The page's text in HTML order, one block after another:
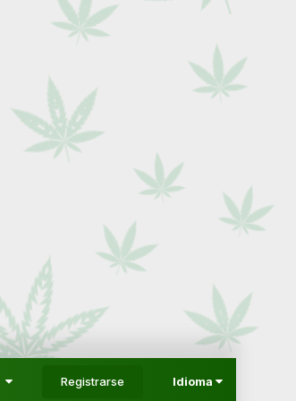
Registrarse Idioma